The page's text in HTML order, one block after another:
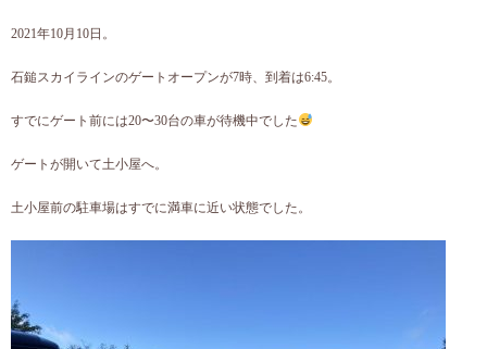
2021年10月10日。
石鎚スカイラインのゲートオープンが7時、到着は6:45。
すでにゲート前には20〜30台の車が待機中でした
ゲートが開いて土小屋へ。
土小屋前の駐車場はすでに満車に近い状態でした。